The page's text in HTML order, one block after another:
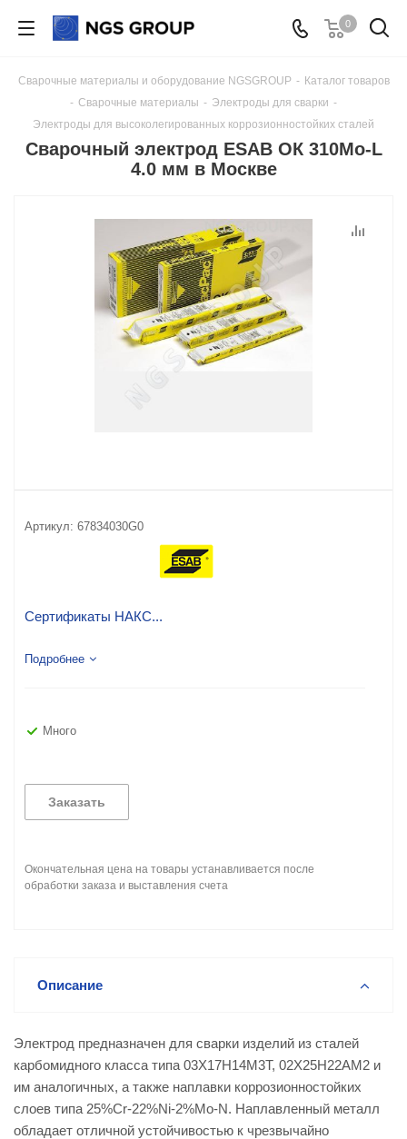
0
Сварочные материалы и оборудование NGSGROUP - Каталог товаров
- Сварочные материалы - Электроды для сварки -
Электроды для высоколегированных коррозионностойких сталей
Сварочный электрод ESAB ОК 310Mo-L
4.0 мм в Москве
Артикул: 67834030G0
Сертификаты НАКС...
Подробнее
Много
Заказать
Окончательная цена на товары устанавливается после
обработки заказа и выставления счета
Описание
Электрод предназначен для сварки изделий из сталей
карбомидного класса типа 03Х17Н14М3Т, 02Х25Н22АМ2 и
им аналогичных, а также наплавки коррозионностойких
слоев типа 25%Cr-22%Ni-2%Mo-N. Наплавленный металл
обладает отличной устойчивостью к чрезвычайно